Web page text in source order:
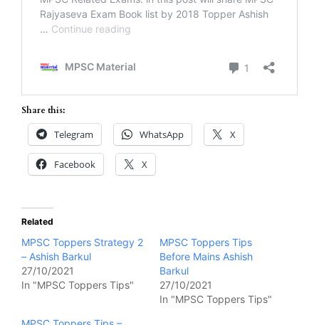
Share this:
Telegram WhatsApp X
Facebook X
Related
MPSC Toppers Strategy 2
– Ashish Barkul
27/10/2021
In "MPSC Toppers Tips"
MPSC Toppers Tips
Before Mains Ashish
Barkul
27/10/2021
In "MPSC Toppers Tips"